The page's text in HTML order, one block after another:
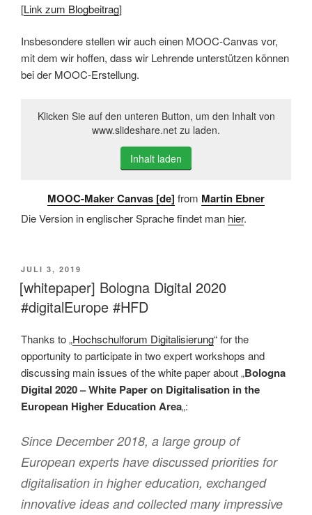
[Link zum Blogbeitrag]
Insbesondere stellen wir auch einen MOOC-Canvas vor,
mit dem wir hoffen, dass wir Lehrende unterstützen können
bei der MOOC-Erstellung.
Klicken Sie auf den unteren Button, um den Inhalt von
www.slideshare.net zu laden.
Inhalt laden
MOOC-Maker Canvas [de] from Martin Ebner
Die Version in englischer Sprache findet man hier.
VERÖFFENTLICHT
AM
JULI 3, 2019
[whitepaper] Bologna Digital 2020
#digitalEurope #HFD
Thanks to „Hochschulforum Digitalisierung“ for the
opportunity to participate in two expert workshops and
discussing main issues of the white paper about „Bologna
Digital 2020 – White Paper on Digitalisation in the
European Higher Education Area„:
Since December 2018, a large group of
European experts have discussed priorities for
digitalisation in higher education, exchanged
innovative ideas and collected many impressive